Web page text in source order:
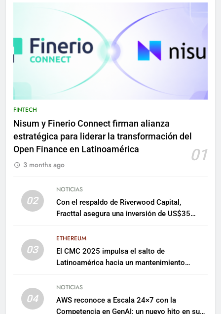
FINTECH
Nisum y Finerio Connect firman alianza
estratégica para liderar la transformación del
Open Finance en Latinoamérica
01
3 months ago
02
NOTICIAS
Con el respaldo de Riverwood Capital,
Fracttal asegura una inversión de US$35
03
ETHEREUM
El CMC 2025 impulsa el salto de
Latinoamérica hacia un mantenimiento
04
NOTICIAS
AWS reconoce a Escala 24×7 con la
Competencia en GenAI: un nuevo hito en su